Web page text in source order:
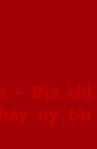
– Địa chỉ
uy tín